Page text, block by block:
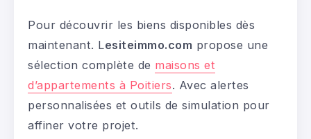
Pour découvrir les biens disponibles dès
maintenant. Lesiteimmo.com propose une
sélection complète de maisons et
d’appartements à Poitiers. Avec alertes
personnalisées et outils de simulation pour
affiner votre projet.